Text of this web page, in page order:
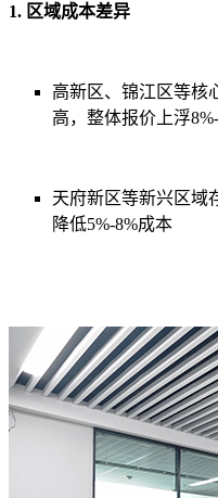
1. 区域成本差异
高新区、锦江区等核
高，整体报价上浮
天府新区等新兴区域
降低5%-8%成本